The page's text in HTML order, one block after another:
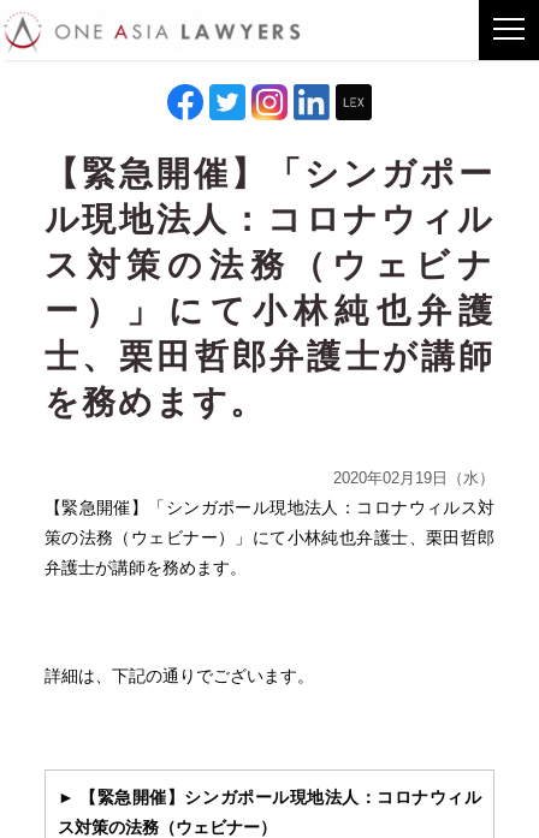
【緊急開催】「シンガポー
ル現地法人：コロナウィル
ス対策の法務（ウェビナ
ー）」にて小林純也弁護
士、栗田哲郎弁護士が講師
を務めます。
2020年02月19日（水）
【緊急開催】「シンガポール現地法人：コロナウィルス対
策の法務（ウェビナー）」にて小林純也弁護士、栗田哲郎
弁護士が講師を務めます。
詳細は、下記の通りでございます。
►
【緊急開催】シンガポール現地法人：コロナウィル
ス対策の法務（ウェビナー）